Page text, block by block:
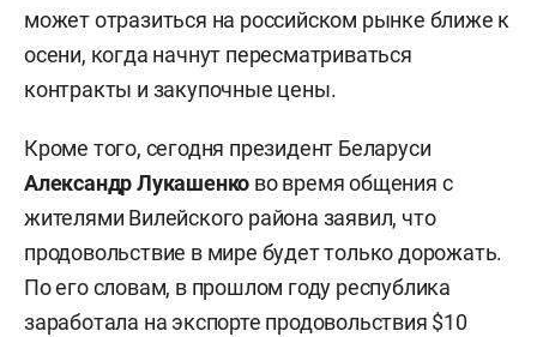
может отразиться на российском рынке ближе к
осени, когда начнут пересматриваться
контракты и закупочные цены.
Кроме того, сегодня президент Беларуси
Александр Лукашенко во время общения с
жителями Вилейского района заявил, что
продовольствие в мире будет только дорожать.
По его словам, в прошлом году республика
заработала на экспорте продовольствия $10